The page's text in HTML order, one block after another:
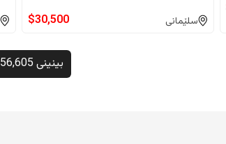
سلێمانی $30,500
بینینی 56,605 تر